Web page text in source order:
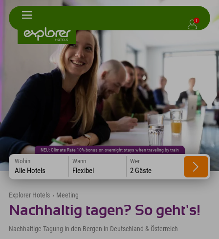
1
NEU: Climate Rate 10% bonus on overnight stays when traveling by train
Wohin
Alle Hotels
Wann
Flexibel
Wer
2 Gäste
Explorer Hotels › Meeting
Nachhaltig tagen? So geht's!
Nachhaltige Tagung in den Bergen in Deutschland & Österreich